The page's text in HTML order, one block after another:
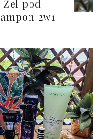
Żel pod
2w1